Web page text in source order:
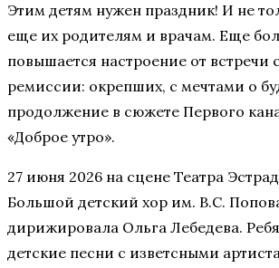
Этим детям нужен праздник! И не
еще их родителям и врачам. Еще
повышается настроение от встречи
ремиссии: окрепших, с мечтами о
продолжение в сюжете Первого
«Доброе утро».
27 июня 2026 на сцене Театра
Большой детский хор им. В.С.
дирижировала Ольга Лебедева.
детские песни с изветсными